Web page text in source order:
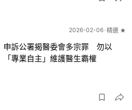
2026-02-06 精選 ★
申訴公署揭醫委會多宗罪 勿以
「專業自主」維護醫生霸權